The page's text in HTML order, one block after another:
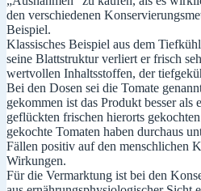
den verschiedenen
Beispiel.
Klassisches Beispiel aus dem
seine Blattstruktur verliert er frisch
wertvollen Inhaltsstoffen, der
Bei den Dosen sei die Tomate
gekommen ist das Produkt besser
geflückten frischen hierorts
gekochte Tomaten haben durchaus
Fällen positiv auf den menschlichen
Wirkungen.
Für die Vermarktung ist bei den